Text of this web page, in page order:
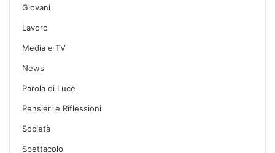
Giovani
Lavoro
Media e TV
News
Parola di Luce
Pensieri e Riflessioni
Società
Spettacolo